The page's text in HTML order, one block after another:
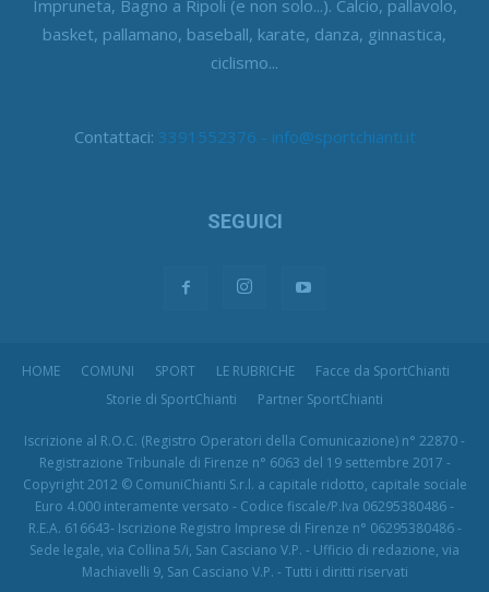
Impruneta, Bagno a Ripoli (e non solo...). Calcio, pallavolo,
basket, pallamano, baseball, karate, danza, ginnastica,
ciclismo...
Contattaci: 3391552376 - info@sportchianti.it
SEGUICI
HOME COMUNI SPORT LE RUBRICHE
Facce da SportChianti
Storie di SportChianti
Partner SportChianti
Iscrizione al R.O.C. (Registro Operatori della Comunicazione) n° 22870 -
Registrazione Tribunale di Firenze n° 6063 del 19 settembre 2017 -
Copyright 2012 © ComuniChianti S.r.l. a capitale ridotto, capitale sociale
Euro 4.000 interamente versato - Codice fiscale/P.Iva 06295380486 -
R.E.A. 616643- Iscrizione Registro Imprese di Firenze n° 06295380486 -
Sede legale, via Collina 5/i, San Casciano V.P. - Ufficio di redazione, via
Machiavelli 9, San Casciano V.P. - Tutti i diritti riservati